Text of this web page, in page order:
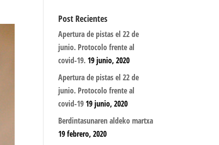
Post Recientes
Apertura de pistas el 22 de
junio. Protocolo frente al
covid-19. 19 junio, 2020
Apertura de pistas el 22 de
junio. Protocolo frente al
covid-19 19 junio, 2020
Berdintasunaren aldeko martxa
19 febrero, 2020